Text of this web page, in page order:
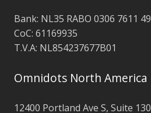
Bank: NL35 RABO 0306 7611 49
CoC: 61169935
T.V.A: NL854237677B01
Omnidots North America
12400 Portland Ave S, Suite 130